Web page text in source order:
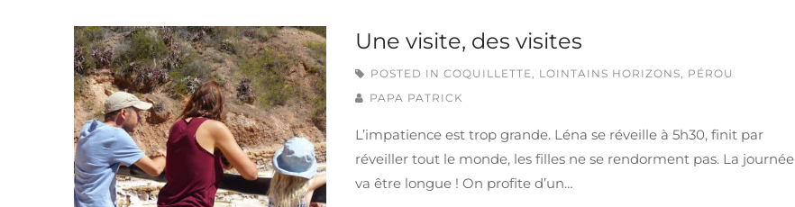
Une visite, des visites
POSTED IN COQUILLETTE, LOINTAINS HORIZONS, PÉROU
PAPA PATRICK
L’impatience est trop grande. Léna se réveille à 5h30, finit par
réveiller tout le monde, les filles ne se rendorment pas. La journée
va être longue ! On profite d’un…